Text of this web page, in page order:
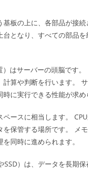
板の上に、各部品が接続
台となり、すべての部品
）はサーバーの頭脳です
計算や判断を行います。
に実行できる性能が求め
ペースに相当します。
を保管する場所です。 メ
同時に進められます。
SSD）は、データを長期